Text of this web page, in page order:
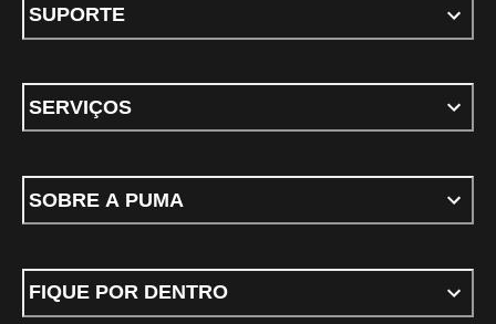
SUPORTE
SERVIÇOS
SOBRE A PUMA
FIQUE POR DENTRO